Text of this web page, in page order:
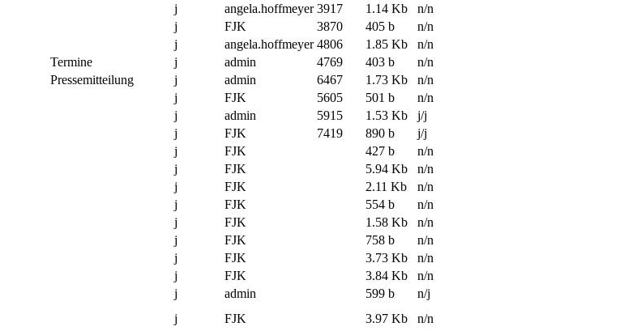
j angela.hoffmeyer 3917 1.14 Kb
n/n
j FJK 3870 405 b
n/n
j angela.hoffmeyer 4806 1.85 Kb
n/n
Termine j admin 4769 403 b
n/n
Pressemitteilung j admin 6467 1.73 Kb
n/n
j FJK 5605 501 b
n/n
j admin 5915 1.53 Kb
j/j
j FJK 7419 890 b
j/j
j FJK 427 b
n/n
j FJK 5.94 Kb
n/n
j FJK 2.11 Kb
n/n
j FJK 554 b
n/n
j FJK 1.58 Kb
n/n
j FJK 758 b
n/n
j FJK 3.73 Kb
n/n
j FJK 3.84 Kb
n/n
j admin 599 b
n/j
j FJK 3.97 Kb
n/n